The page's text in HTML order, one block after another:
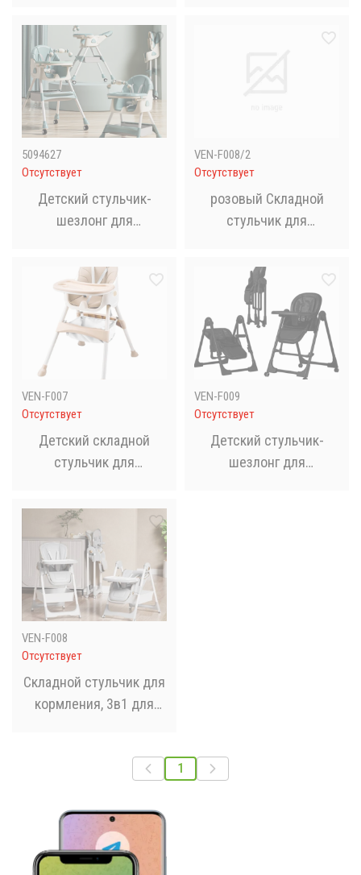
5094627
Отсутствует
Детский стульчик-
шезлонг для
регулируемой спинкой
и столиком 2в1 Голубой
VEN-F008/2
Отсутствует
розовый Складной
стульчик для
кормления и отдыха
VEN-F007
Отсутствует
Детский складной
стульчик для
VEN-F009
Отсутствует
Детский стульчик-
шезлонг для
VEN-F008
Отсутствует
Складной стульчик для
кормления, 3в1 для
1